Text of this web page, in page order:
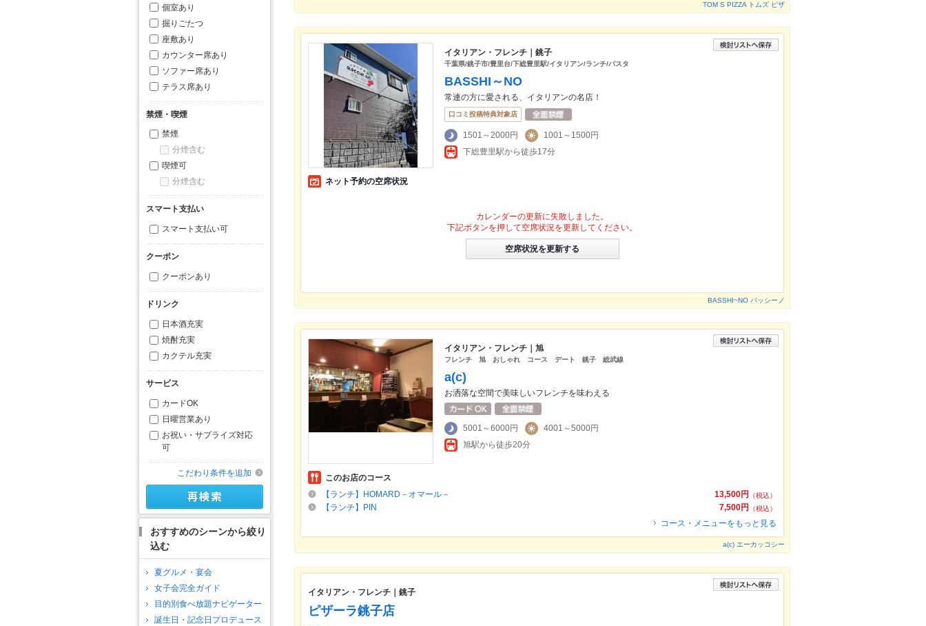
個室あり
掘りごたつ
座敷あり
カウンター席あり
ソファー席あり
テラス席あり
禁煙・喫煙
禁煙
分煙含む
喫煙可
分煙含む
スマート支払い
スマート支払い可
クーポン
クーポンあり
ドリンク
日本酒充実
焼酎充実
カクテル充実
サービス
カードOK
日曜営業あり
お祝い・サプライズ対応
可
こだわり条件を追加
おすすめのシーンから絞り
込む
夏グルメ・宴会
女子会完全ガイド
目的別食べ放題ナビゲーター
誕生日・記念日プロデュース
TOM S PIZZA トムズ ピザ
イタリアン・フレンチ｜銚子
千葉県/銚子市/豊里台/下総豊里駅/イタリアン/ランチ/パスタ
BASSHI～NO
常連の方に愛される、イタリアンの名店！
口コミ投稿特典対象店
1501～2000円
1001～1500円
下総豊里駅から徒歩17分
ネット予約の空席状況
カレンダーの更新に失敗しました。
下記ボタンを押して空席状況を更新してください。
空席状況を更新する
BASSHI~NO バッシーノ
イタリアン・フレンチ｜旭
フレンチ 旭 おしゃれ コース デート 銚子 総武線
a(c)
お洒落な空間で美味しいフレンチを味わえる
5001～6000円
4001～5000円
旭駅から徒歩20分
このお店のコース
13,500円
（税込）
【ランチ】HOMARD－オマール－
7,500円
（税込）
【ランチ】PIN
コース・メニューをもっと見る
a(c) エーカッコシー
イタリアン・フレンチ｜銚子
ピザーラ銚子店